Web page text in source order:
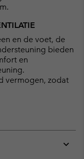
en de voet, de
bieden
en
vermogen, zodat